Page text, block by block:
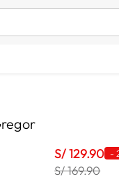
S/129.90 -
S/ 169.90